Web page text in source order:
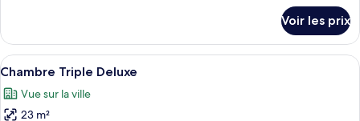
le
type
de
Chambre
Double
Voir les prix
Afficher
toutes
les
Une chambre d’hôtel avec deux
7
Chambre Triple Deluxe
Vue sur la ville
23 m²